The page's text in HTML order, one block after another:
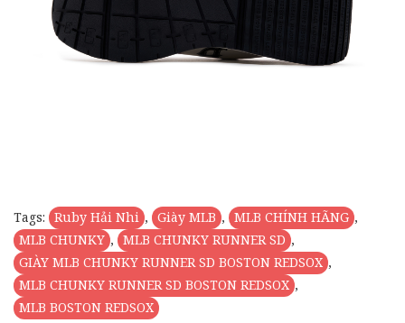
Tags: Ruby Hải Nhi , Giày MLB , MLB CHÍNH HÃNG ,
MLB CHUNKY , MLB CHUNKY RUNNER SD ,
GIÀY MLB CHUNKY RUNNER SD BOSTON REDSOX ,
MLB CHUNKY RUNNER SD BOSTON REDSOX ,
MLB BOSTON REDSOX